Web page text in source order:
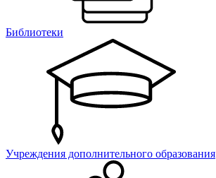
Библиотеки
Учреждения дополнительного образования